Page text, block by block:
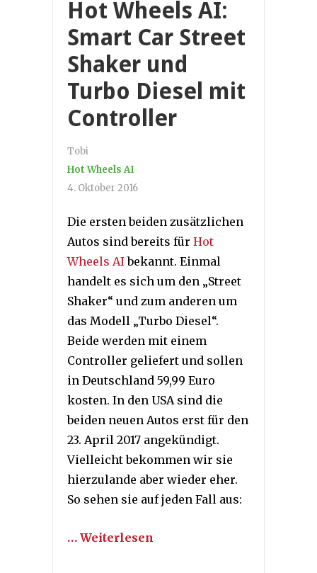
Hot Wheels AI:
Smart Car Street
Shaker und
Turbo Diesel mit
Controller
Tobi
Hot Wheels AI
4. Oktober 2016
Die ersten beiden zusätzlichen
Autos sind bereits für Hot
Wheels AIbekannt. Einmal
handelt es sich um den „Street
Shaker“ und zum anderen um
das Modell „Turbo Diesel“.
Beide werden mit einem
Controller geliefert und sollen
in Deutschland 59,99 Euro
kosten. In den USA sind die
beiden neuen Autos erst für den
23. April 2017 angekündigt.
Vielleicht bekommen wir sie
hierzulande aber wieder eher.
So sehen sie auf jeden Fall aus:
… Weiterlesen